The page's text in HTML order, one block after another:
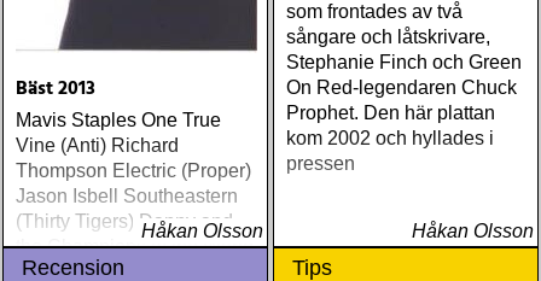
Bäst 2013
Mavis Staples One True
Vine (Anti) Richard
Thompson Electric (Proper)
Jason Isbell Southeastern
(Thirty Tigers) Danny and
the Champions of the World
Stay True (Loose) Slow Fox
Håkan Olsson
som frontades av två
sångare och låtskrivare,
Stephanie Finch och Green
On Red-legendaren Chuck
Prophet. Den här plattan
kom 2002 och hyllades i
pressen
Håkan Olsson
Recension Tips